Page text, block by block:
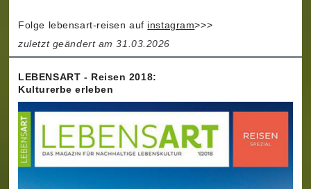
Folge lebensart-reisen auf instagram>>>
zuletzt geändert am 31.03.2026
LEBENSART - Reisen 2018:
Kulturerbe erleben